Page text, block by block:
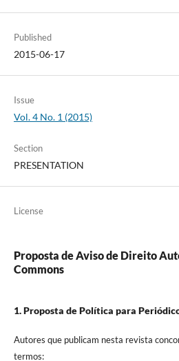
Published
2015-06-17
Issue
Vol. 4 No. 1 (2015)
Section
PRESENTATION
License
Proposta de Aviso de Direito
Commons
1. Proposta de Política para
Autores que publicam nesta revista
termos: